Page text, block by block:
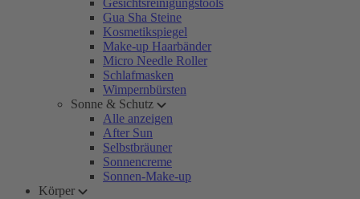
Gesichtsreinigungstools
Gua Sha Steine
Kosmetikspiegel
Make-up Haarbänder
Micro Needle Roller
Schlafmasken
Wimpernbürsten
Sonne & Schutz
Alle anzeigen
After Sun
Selbstbräuner
Sonnencreme
Sonnen-Make-up
Körper